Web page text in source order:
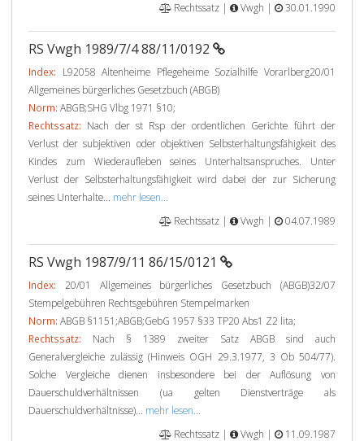
Rechtssatz |
Vwgh | 30.01.1990
RS Vwgh 1989/7/4 88/11/0192
Index: L92058 Altenheime Pflegeheime Sozialhilfe Vorarlberg20/01
Allgemeines bürgerliches Gesetzbuch (ABGB)
Norm: ABGB;SHG Vlbg 1971 §10;
Rechtssatz: Nach der st Rsp der ordentlichen Gerichte führt der
Verlust der subjektiven oder objektiven Selbsterhaltungsfähigkeit des
Kindes zum Wiederaufleben seines Unterhaltsanspruches. Unter
Verlust der Selbsterhaltungsfähigkeit wird dabei der zur Sicherung
seines Unterhalte... mehr lesen...
Rechtssatz |
Vwgh | 04.07.1989
RS Vwgh 1987/9/11 86/15/0121
Index: 20/01 Allgemeines bürgerliches Gesetzbuch (ABGB)32/07
Stempelgebühren Rechtsgebühren Stempelmarken
Norm: ABGB §1151;ABGB;GebG 1957 §33 TP20 Abs1 Z2 lita;
Rechtssatz: Nach § 1389 zweiter Satz ABGB sind auch
Generalvergleiche zulässig (Hinweis OGH 29.3.1977, 3 Ob 504/77).
Solche Vergleiche dienen insbesondere bei der Auflösung von
Dauerschuldverhältnissen (ua gelten Dienstverträge als
Dauerschuldverhältnisse)... mehr lesen...
Rechtssatz |
Vwgh | 11.09.1987